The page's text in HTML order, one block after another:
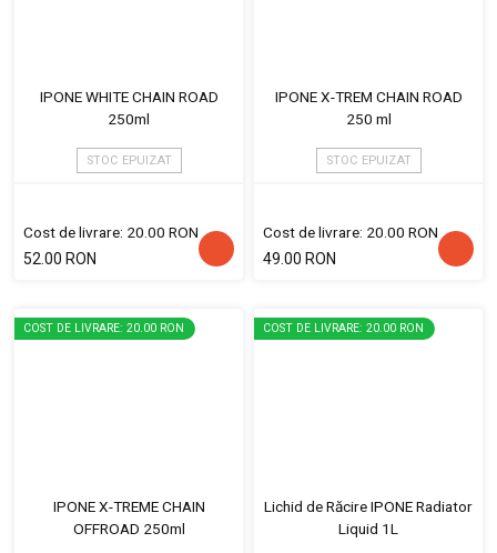
IPONE WHITE CHAIN ROAD
250ml
STOC EPUIZAT
Cost de livrare: 20.00 RON
52.00 RON
IPONE X-TREM CHAIN ROAD
250 ml
STOC EPUIZAT
Cost de livrare: 20.00 RON
49.00 RON
COST DE LIVRARE: 20.00 RON
IPONE X-TREME CHAIN
OFFROAD 250ml
COST DE LIVRARE: 20.00 RON
Lichid de Răcire IPONE Radiator
Liquid 1L